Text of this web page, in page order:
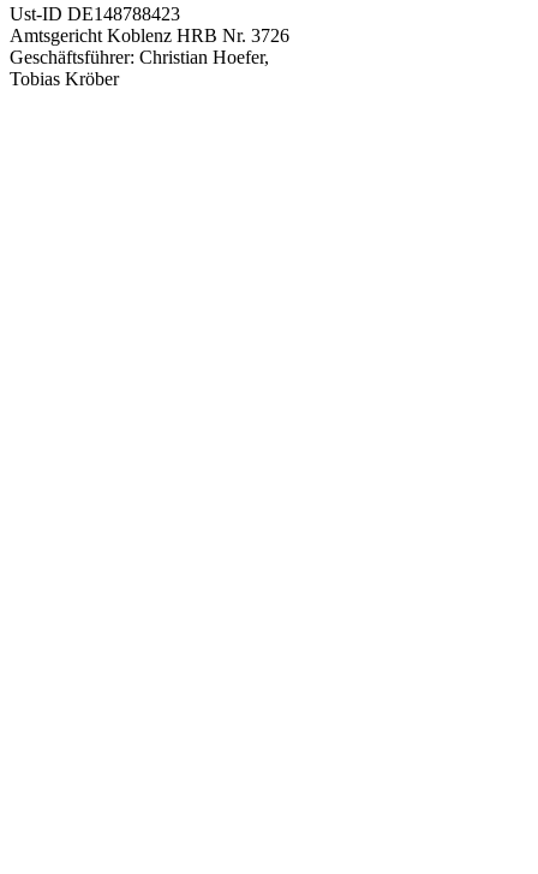
Ust-ID DE148788423
Amtsgericht Koblenz HRB Nr. 3726
Geschäftsführer: Christian Hoefer,
Tobias Kröber